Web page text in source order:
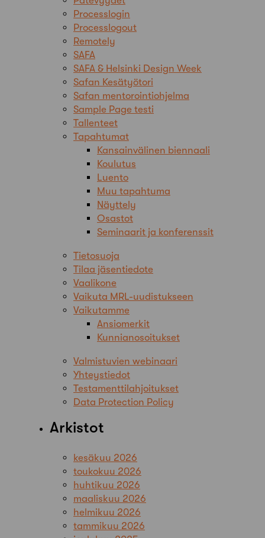
Processlogin
Processlogout
Remotely
SAFA
SAFA & Helsinki Design Week
Safan Kesätyötori
Safan mentorointiohjelma
Sample Page testi
Tallenteet
Tapahtumat
Kansainvälinen biennaali
Koulutus
Luento
Muu tapahtuma
Näyttely
Osastot
Seminaarit ja konferenssit
Tietosuoja
Tilaa jäsentiedote
Vaalikone
Vaikuta MRL-uudistukseen
Vaikutamme
Ansiomerkit
Kunnianosoitukset
Valmistuvien webinaari
Yhteystiedot
Testamenttilahjoitukset
Data Protection Policy
Arkistot
kesäkuu 2026
toukokuu 2026
huhtikuu 2026
maaliskuu 2026
helmikuu 2026
tammikuu 2026